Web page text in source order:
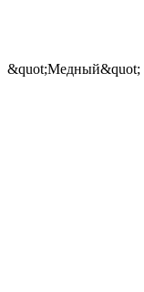
&quot;Медный&quot;